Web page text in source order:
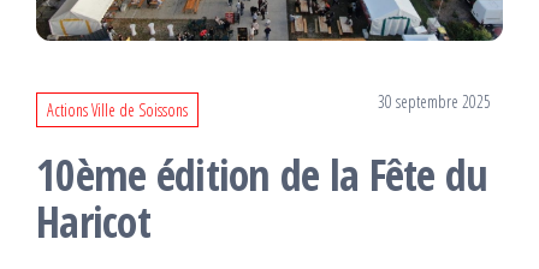
Actions Ville de Soissons 30 septembre 2025
10ème édition de la Fête du
Haricot